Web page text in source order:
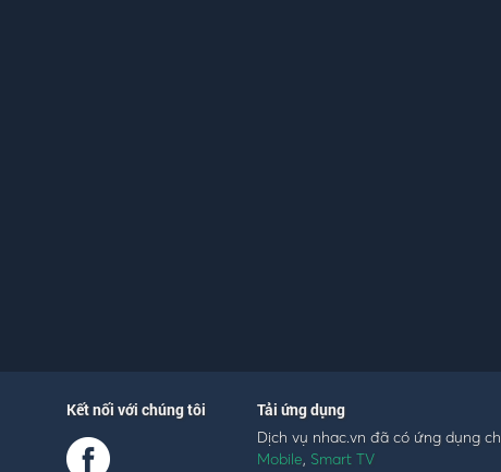
Kết nối với chúng tôi Tải ứng dụng
Dịch vụ nhac.vn đã có ứng dụng
Mobile, Smart TV